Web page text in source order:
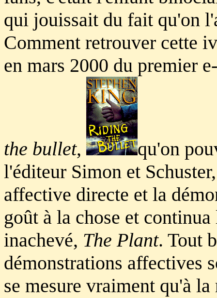
qui jouissait du fait qu'on
Comment retrouver cette
en mars 2000 du premier
the bullet,
qu'on
l'éditeur Simon et
affective directe et la
goût à la chose et
inachevé, The Plant. Tout
démonstrations affectives
se mesure vraiment qu'à